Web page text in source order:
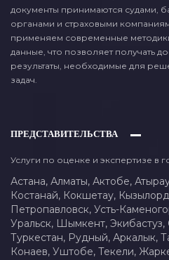
документы принимаются судами,
органами и страховыми
применяем современные
данные, что позволяет получать
результаты, необходимые для
задач.
ПРЕДСТАВИТЕЛЬСТВА
Услуги по оценке и экспертизе в
Астана, Алматы, Актобе,
Костанай, Кокшетау,
Петропавловск, Усть-
Уральск, Шымкент, Экибастуз,
Туркестан, Рудный, Аркалык,
Конаев, Уштобе, Текели,